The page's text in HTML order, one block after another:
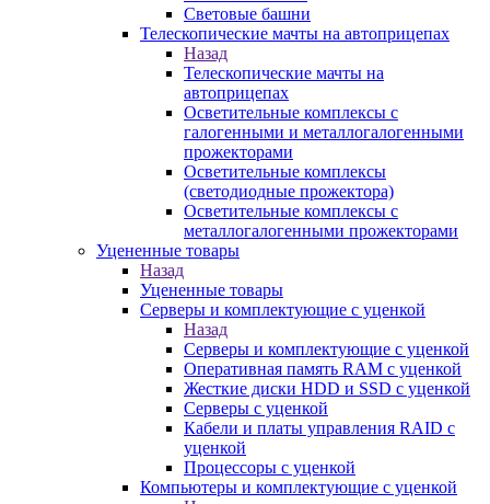
Световые башни
Телескопические мачты на автоприцепах
Назад
Телескопические мачты на
автоприцепах
Осветительные комплексы с
галогенными и металлогалогенными
прожекторами
Осветительные комплексы
(светодиодные прожектора)
Осветительные комплексы с
металлогалогенными прожекторами
Уцененные товары
Назад
Уцененные товары
Серверы и комплектующие с уценкой
Назад
Серверы и комплектующие с уценкой
Оперативная память RAM с уценкой
Жесткие диски HDD и SSD с уценкой
Серверы с уценкой
Кабели и платы управления RAID с
уценкой
Процессоры с уценкой
Компьютеры и комплектующие с уценкой